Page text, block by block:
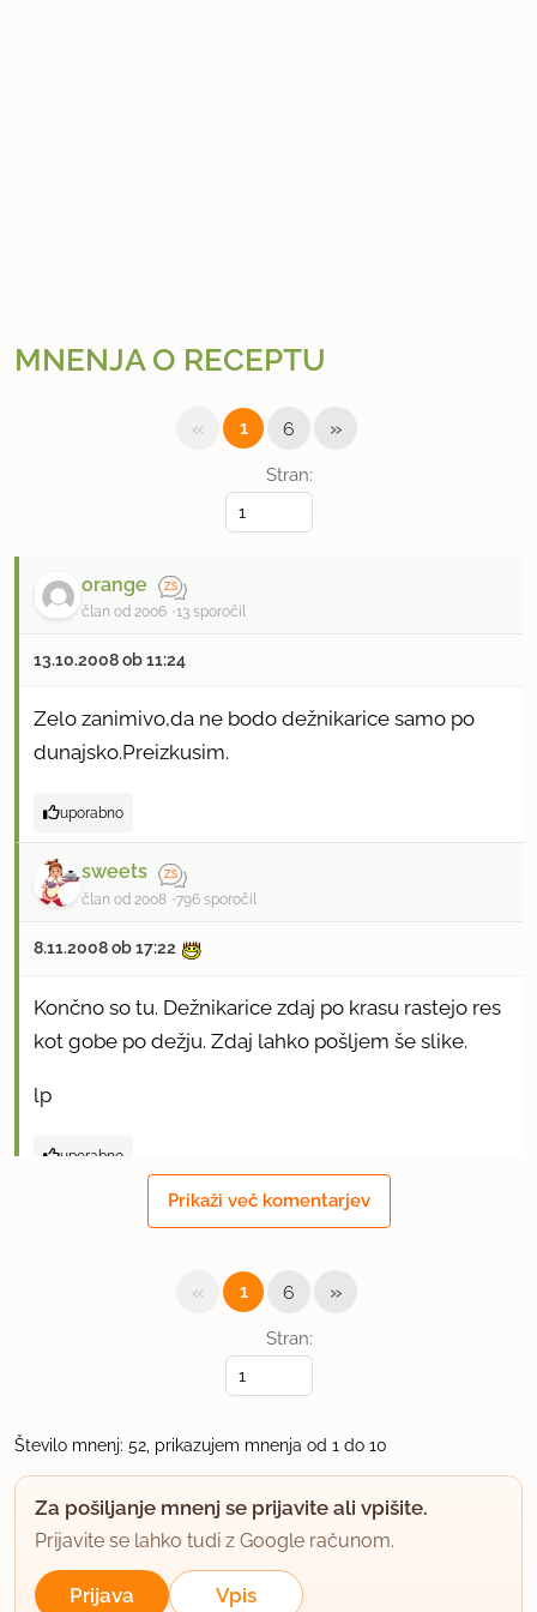
MNENJA O RECEPTU
Stran:
« 1 6 »
orange
član od 2006 13 sporočil
13.10.2008 ob 11:24
Zelo zanimivo,da ne bodo dežnikarice samo po
dunajsko.Preizkusim.
uporabno
sweets
član od 2008 796 sporočil
8.11.2008 ob 17:22
Končno so tu. Dežnikarice zdaj po krasu rastejo res
kot gobe po dežju. Zdaj lahko pošljem še slike.
lp
uporabno
Sem naredila danes za kosilo, zraven pa polento.
Zelo okusno. Krasen recept.
uporabno
sweets
član od 2008 796 sporočil
17.11.2008 ob 16:17
Prikaži več komentarjev
Stran:
« 1 6 »
Število mnenj: 52, prikazujem mnenja od 1 do 10
Za pošiljanje mnenj se prijavite ali vpišite.
Prijavite se lahko tudi z Google računom.
Prijava Vpis